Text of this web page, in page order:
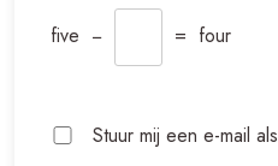
five − = four
Stuur mij een e-mail